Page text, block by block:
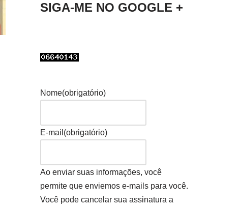
SIGA-ME NO GOOGLE +
Nome(obrigatório)
E-mail (obrigatório)
Ao enviar suas informações, você
permite que enviemos e-mails para você.
Você pode cancelar sua assinatura a